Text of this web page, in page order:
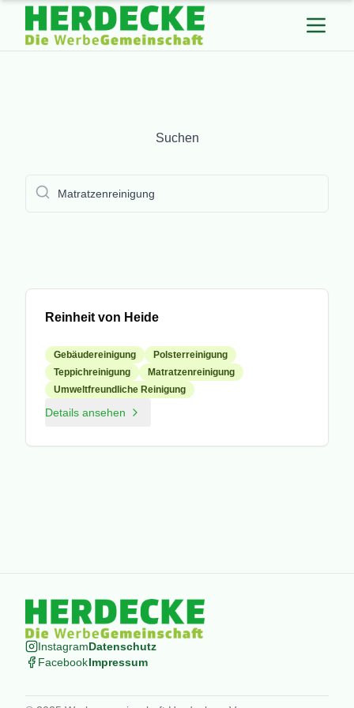
Suchen
Reinheit von Heide
Gebäudereinigung
Polsterreinigung
Teppichreinigung
Matratzenreinigung
Umweltfreundliche Reinigung
Details ansehen
Instagram
Facebook
Datenschutz
Impressum